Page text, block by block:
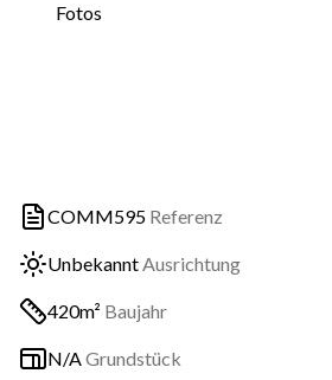
Fotos
COMM595 Referenz
UnbekanntAusrichtung
420m² Baujahr
N/AGrundstück